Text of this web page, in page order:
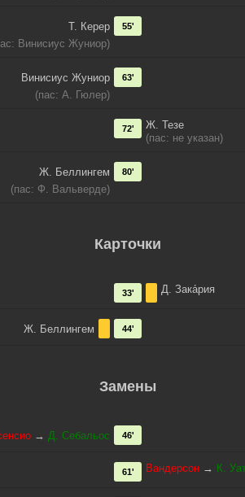
Т. Керер
Винисиус Жуниор)
55'
Винисиус Жуниор
(пас: А. Гюлер)
63'
Ж. Тезе
(пас: не указан)
72'
Ж. Беллингем
(пас: Ф. Вальверде)
80'
Карточки
Д. Зака́рия
33'
Ж. Беллингем 44'
Замены
→ Д. Себальос 46'
Вандерсон → К.
61'